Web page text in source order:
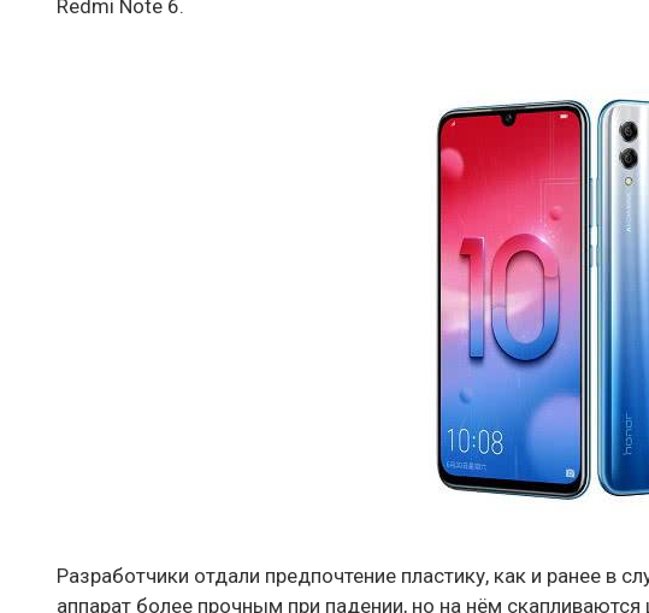
Redmi Note 6.
Разработчики отдали предпочтение пластику, как и ранее в
аппарат более прочным при падении, но на нём